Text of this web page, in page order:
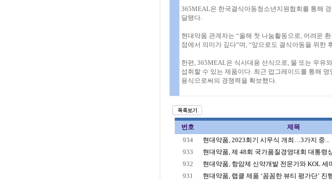
365MEAL은 한국결식아동청소년지원협회를 통해
달됐다.
현대약품 관계자는 “올해 첫 나눔활동으로, 어려운
점에서 의미가 깊다”며, “앞으로도 결식아동을 위한
한편, 365MEAL은 식사대용 선식으로, 물 또는 우유
섭취할 수 있는 제품이다. 최근 업그레이드를 통해
용식으로써의 경쟁력을 확보했다.
번호 제목
934
현대약품, 2023회기 시무식 개최…3가지 중...
933
현대약품, 제 48회 국가품질경영대회 대통령
932
현대약품, 항암제 신약개발 전문가와 KOL 세
931
현대약품, 랩클 제품 ‘꼼꼼한 뷰티 평가단’ 진